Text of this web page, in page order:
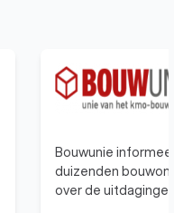
Bouwunie
duizenden
over de